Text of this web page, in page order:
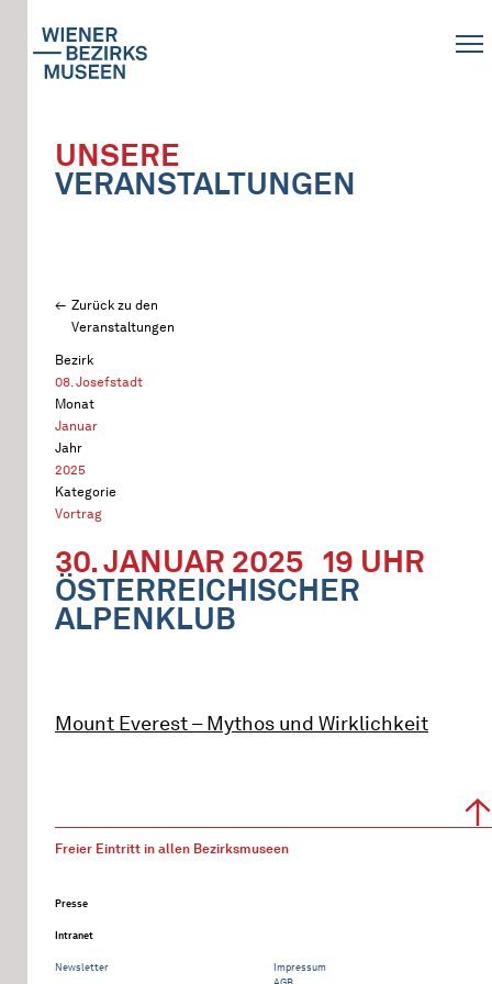
UNSERE
VERANSTALTUNGEN
Zurück zu den
Veranstaltungen
Bezirk
08. Josefstadt
Monat
Januar
Jahr
2025
Kategorie
Vortrag
30. JANUAR 2025 19 UHR
ÖSTERREICHISCHER
ALPENKLUB
Mount Everest – Mythos und Wirklichkeit
Freier Eintritt in allen Bezirksmuseen
Presse
Intranet
Newsletter
Impressum